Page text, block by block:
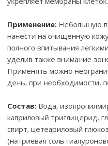
Применение: Небольшую
нанести на очищенную
полного впитывания
уделив также внимание
Применять можно
день, при необходимости,
Состав: Вода,
каприловый триглицерид,
спирт, цетеариловый
(натриевая соль